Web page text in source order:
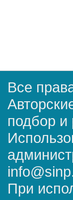
Все
подбор
При